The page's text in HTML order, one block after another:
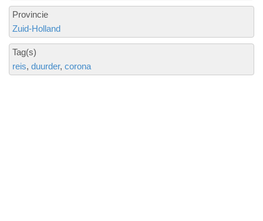
Provincie
Zuid-Holland
Tag(s)
reis duurder corona